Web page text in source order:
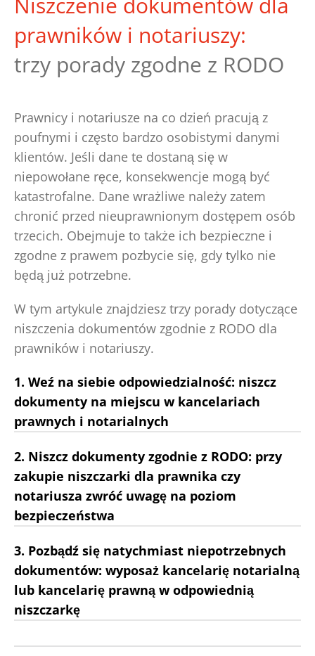
prawników i notariuszy:
trzy porady zgodne z RODO
Prawnicy i notariusze na co dzień pracują z
poufnymi i często bardzo osobistymi danymi
klientów. Jeśli dane te dostaną się w
niepowołane ręce, konsekwencje mogą być
katastrofalne. Dane wrażliwe należy zatem
chronić przed nieuprawnionym dostępem osób
trzecich. Obejmuje to także ich bezpieczne i
zgodne z prawem pozbycie się, gdy tylko nie
będą już potrzebne.
W tym artykule znajdziesz trzy porady dotyczące
niszczenia dokumentów zgodnie z RODO dla
prawników i notariuszy.
1. Weź na siebie odpowiedzialność: niszcz
dokumenty na miejscu w kancelariach
prawnych i notarialnych
2. Niszcz dokumenty zgodnie z RODO: przy
zakupie niszczarki dla prawnika czy
notariusza zwróć uwagę na poziom
bezpieczeństwa
3. Pozbądź się natychmiast niepotrzebnych
dokumentów: wyposaż kancelarię notarialną
lub kancelarię prawną w odpowiednią
niszczarkę